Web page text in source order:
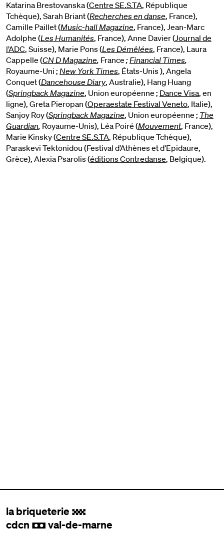
Katarina Brestovanska (Centre SE.S.TA, République
Tchèque), Sarah Briant (Recherches en danse, France),
Camille Paillet (Music-hall Magazine, France), Jean-Marc
Adolphe (Les Humanités, France), Anne Davier (Journal de
l’ADC, Suisse), Marie Pons (Les Démêlées, France), Laura
Cappelle (CN D Magazine, France ;Financial Times,
Royaume-Uni ; New York Times, États-Unis ), Angela
Conquet (Dancehouse Diary, Australie), Hang Huang
(Springback Magazine, Union européenne ; Dance Visa, en
ligne), Greta Pieropan (Operaestate Festival Veneto, Italie),
Sanjoy Roy (Springback Magazine, Union européenne ; The
Guardian, Royaume-Unis), Léa Poiré (Mouvement, France),
Marie Kinsky (Centre SE.S.TA, République Tchèque),
Paraskevi Tektonidou (Festival d’Athènes et d’Epidaure,
Grèce), Alexia Psarolis (éditions Contredanse, Belgique).
la briqueterie .
cdcn , val-de-marne